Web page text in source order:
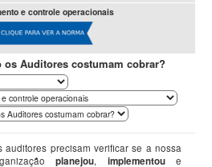
e controle operacionais
os Auditores costumam cobrar?
auditores precisam verificar se a nossa
planejou, implementoue